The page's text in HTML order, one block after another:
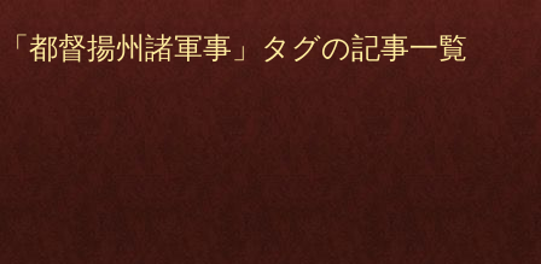
「都督揚州諸軍事」タグの記事一覧